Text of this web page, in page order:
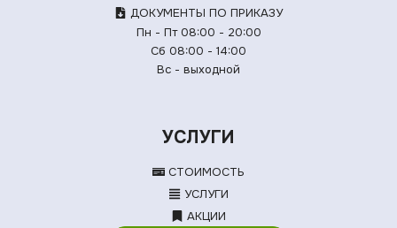
ДОКУМЕНТЫ ПО ПРИКАЗУ
Пн - Пт 08:00 - 20:00
Сб 08:00 - 14:00
Вс - выходной
УСЛУГИ
СТОИМОСТЬ
УСЛУГИ
АКЦИИ